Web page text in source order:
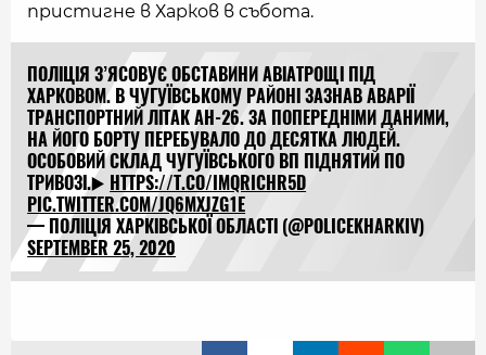
пристигне в Харков в събота.
ПОЛІЦІЯ З’ЯСОВУЄ ОБСТАВИНИ АВІАТРОЩІ ПІД
ХАРКОВОМ. В ЧУГУЇВСЬКОМУ РАЙОНІ ЗАЗНАВ АВАРІЇ
ТРАНСПОРТНИЙ ЛІТАК АН-26. ЗА ПОПЕРЕДНІМИ ДАНИМИ,
НА ЙОГО БОРТУ ПЕРЕБУВАЛО ДО ДЕСЯТКА ЛЮДЕЙ.
ОСОБОВИЙ СКЛАД ЧУГУЇВСЬКОГО ВП ПІДНЯТИЙ ПО
ТРИВОЗІ.▶️ HTTPS://T.CO/IMQRICHR5D
PIC.TWITTER.COM/JQ6MXJZG1E
— ПОЛІЦІЯ ХАРКІВСЬКОЇ ОБЛАСТІ (@POLICEKHARKIV)
SEPTEMBER 25, 2020